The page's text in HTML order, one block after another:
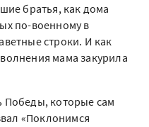
братья, как дома
по-военному в
строки. И как
мама закурила
Победы, которые сам
«Поклонимся